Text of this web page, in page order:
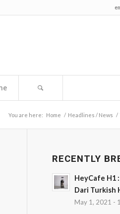
You are here: Home / Headlines / News /
RECENTLY
HeyCafe H1
Dari Turkish
May 1, 2021 -